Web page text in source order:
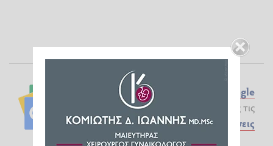
Ακολουθήστε το ilialive.gr στο
Google
Newsκαι μάθετε πρώτοι όλες τις
Ειδήσεις